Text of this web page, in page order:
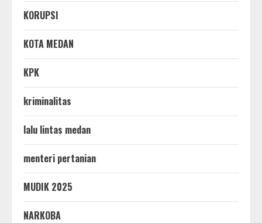
KORUPSI
KOTA MEDAN
KPK
kriminalitas
lalu lintas medan
menteri pertanian
MUDIK 2025
NARKOBA